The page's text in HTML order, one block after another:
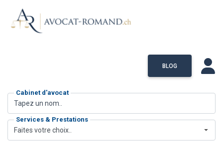
BLOG
Cabinet d'avocat
Services & Prestations
Faites votre choix..